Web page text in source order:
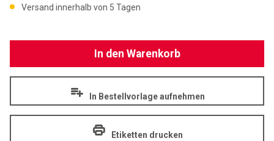
Versand innerhalb von 5 Tagen
In den Warenkorb
In Bestellvorlage aufnehmen
Etiketten drucken